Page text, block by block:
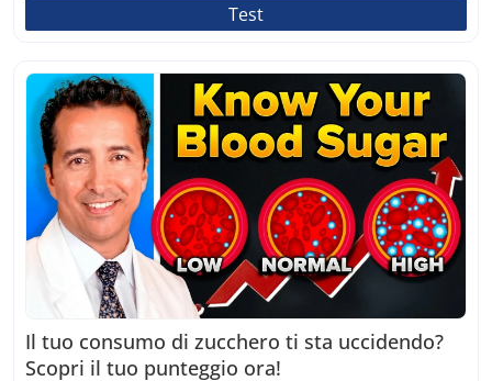
Test
Il tuo consumo di zucchero ti sta uccidendo?
Scopri il tuo punteggio ora!